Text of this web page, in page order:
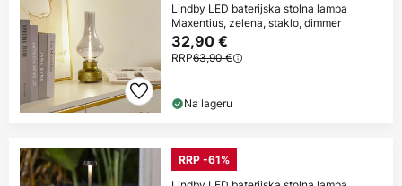
Lindby LED baterijska stolna lampa
Maxentius, zelena, staklo, dimmer
32,90 €
RRP63,90 €
Na lageru
RRP -61%